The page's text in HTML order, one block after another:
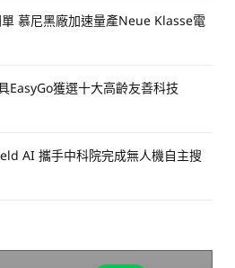
慕尼黑廠加速量產Neue Klasse電
EasyGo獲選十大高齡友善科技
AI 攜手中科院完成無人機自主搜